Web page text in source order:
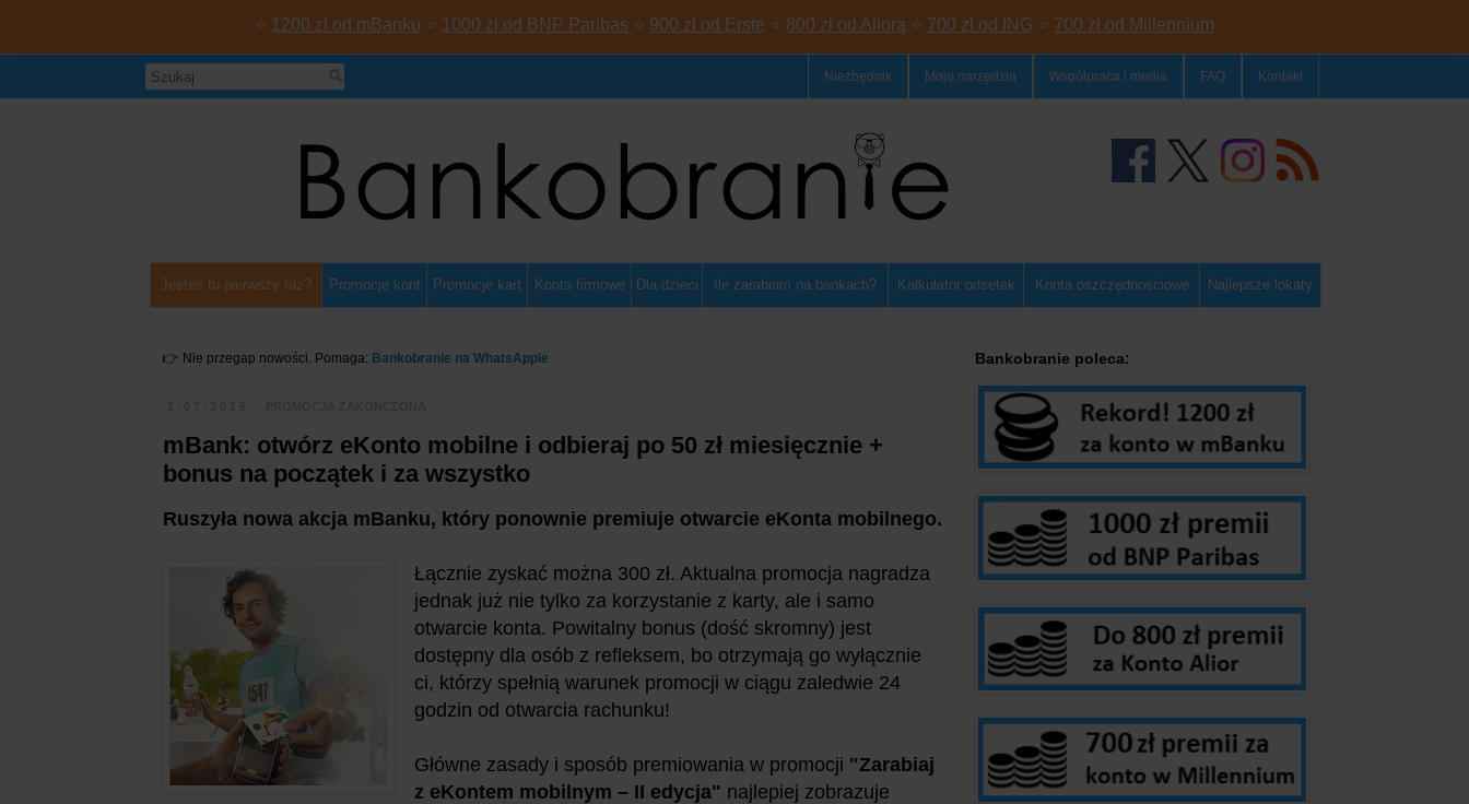
⭐ 1200 zł od mBanku ⭐ 1000 zł od BNP Paribas ⭐ 900 zł od Erste ⭐ 800 zł od Aliora ⭐ 700 zł od ING ⭐ 700 zł od Millennium
Niezbędnik Moje narzędzia Współpraca i media FAQ Kontakt
Jesteś tu pierwszy raz? Promocje kont Promocje kart Konta firmowe Dla dzieci Ile zarabiam na bankach? Kalkulator odsetek Konta oszczędnościowe Najlepsze lokaty
👉 Nie przegap nowości. Pomaga: Bankobranie na WhatsAppie
mBank: otwórz eKonto mobilne i odbieraj po 50 zł miesięcznie +
bonus na początek i za wszystko
Ruszyła nowa akcja mBanku, który ponownie premiuje otwarcie eKonta mobilnego.
Łącznie zyskać można 300 zł. Aktualna promocja nagradza
jednak już nie tylko za korzystanie z karty, ale i samo
otwarcie konta. Powitalny bonus (dość skromny) jest
dostępny dla osób z refleksem, bo otrzymają go wyłącznie
ci, którzy spełnią warunek promocji w ciągu zaledwie 24
godzin od otwarcia rachunku!
Główne zasady i sposób premiowania w promocji "Zarabiaj
z eKontem mobilnym – II edycja" najlepiej zobrazuje
Bankobranie poleca: